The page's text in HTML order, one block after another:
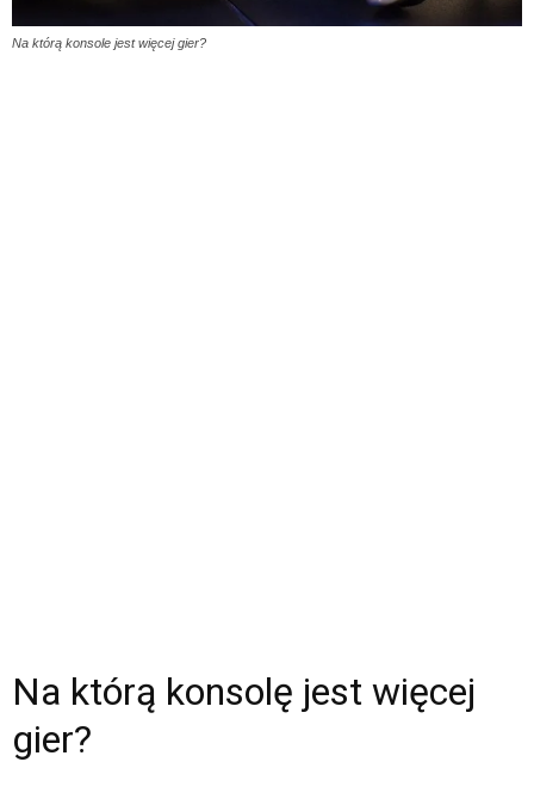
Na którą konsole jest więcej gier?
Na którą konsolę jest więcej
gier?